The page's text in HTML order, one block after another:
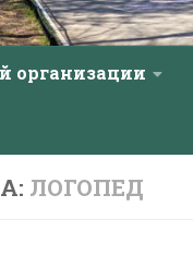
организации
ЛОГОПЕД